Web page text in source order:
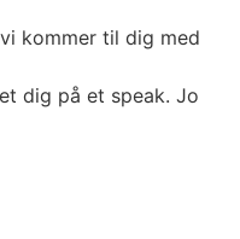
kommer til dig med
dig på et speak. Jo